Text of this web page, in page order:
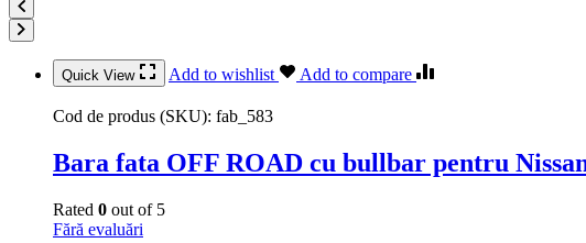
Quick View Add to wishlist Add to compare
Cod de produs (SKU): fab_583
Bara fata OFF ROAD cu bullbar pentru
Rated 0 out of 5
Fără evaluări